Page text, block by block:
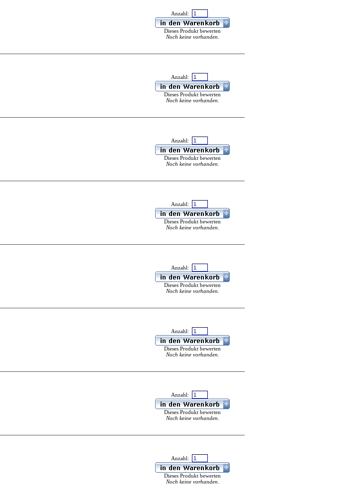
Anzahl:
Dieses Produkt bewerten
Noch keine vorhanden.
Anzahl:
Dieses Produkt bewerten
Noch keine vorhanden.
Anzahl:
Dieses Produkt bewerten
Noch keine vorhanden.
Anzahl:
Dieses Produkt bewerten
Noch keine vorhanden.
Anzahl:
Dieses Produkt bewerten
Noch keine vorhanden.
Anzahl:
Dieses Produkt bewerten
Noch keine vorhanden.
Anzahl:
Dieses Produkt bewerten
Noch keine vorhanden.
Anzahl:
Dieses Produkt bewerten
Noch keine vorhanden.